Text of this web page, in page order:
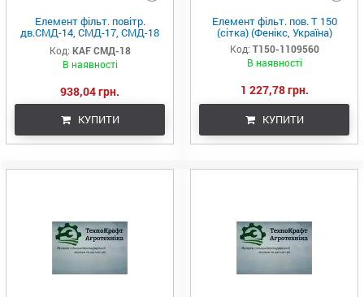
Елемент фільт. повітр.
дв.СМД-14, СМД-17, СМД-18
<ТМ KRAFT> (Фенікс, Україна
Код: KAF СМД-18
В наявності
938,04 грн.
КУПИТИ
Елемент фільт. пов. Т 150
(сітка) (Фенікс, Україна)
Код: Т150-1109560
В наявності
1 227,78 грн.
КУПИТИ